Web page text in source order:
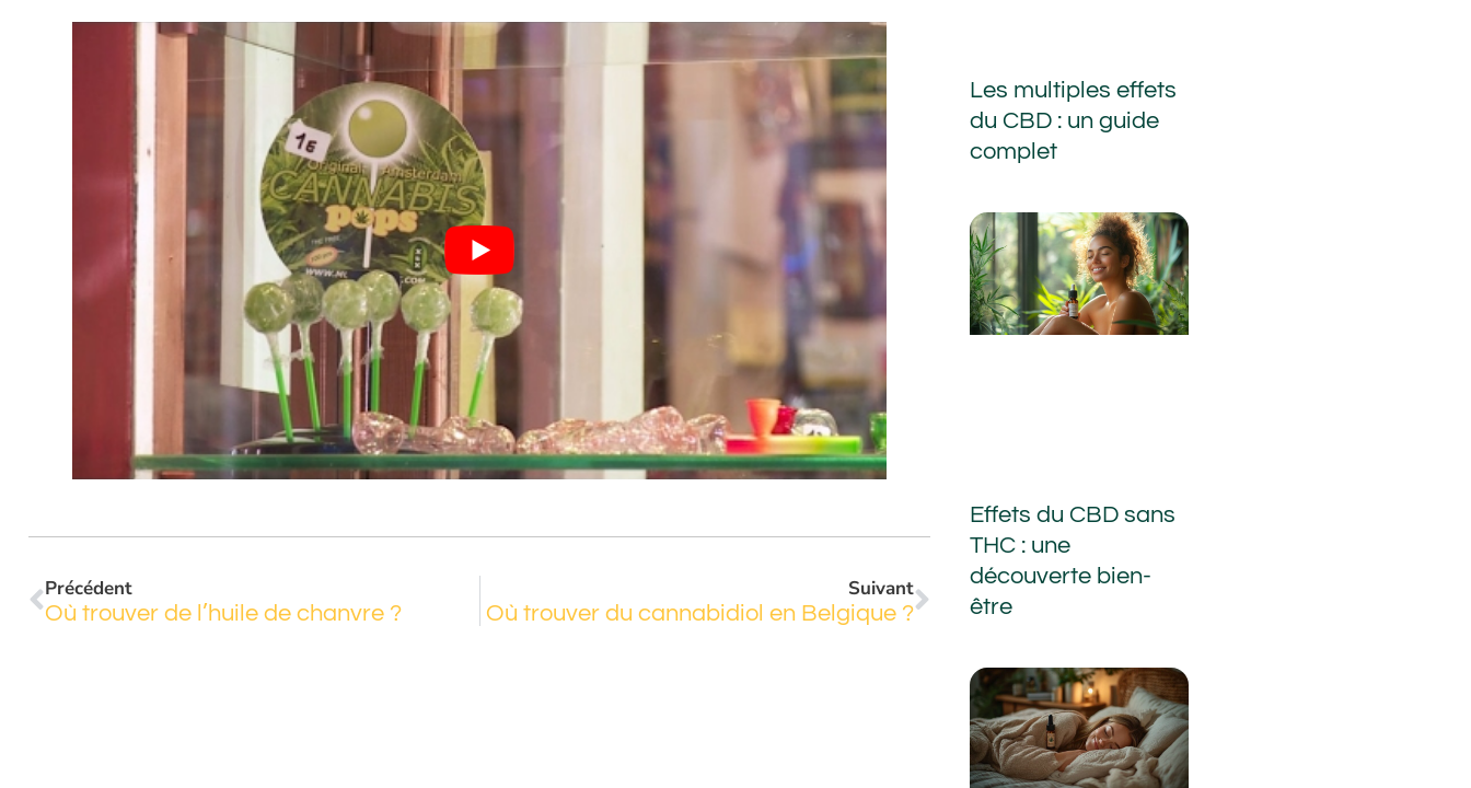
Précédent
Où trouver de l’huile de chanvre ?
Suivant
Où trouver du cannabidiol en Belgique ?
Les multiples effets
du CBD : un guide
complet
Effets du CBD sans
THC : une
découverte bien-
être